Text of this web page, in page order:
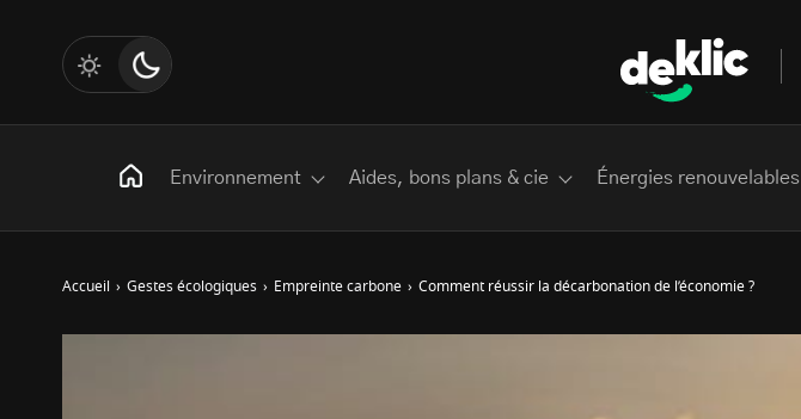
Accueil › Gestes écologiques › Empreinte carbone › Comment réussir la décarbonation de l’économie ?
Environnement Aides, bons plans & cie Énergies renouvelables